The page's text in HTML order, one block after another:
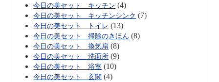
今日の美セット キッチン (4)
今日の美セット キッチンシンク (7)
今日の美セット トイレ (13)
今日の美セット 掃除のきほん (8)
今日の美セット 換気扇 (8)
今日の美セット 洗面所 (9)
今日の美セット 浴室 (10)
今日の美セット 玄関 (4)